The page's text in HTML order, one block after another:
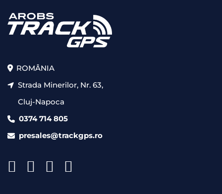
ROMÂNIA
Strada Minerilor, Nr. 63,
Cluj-Napoca
0374 714 805
presales@trackgps.ro